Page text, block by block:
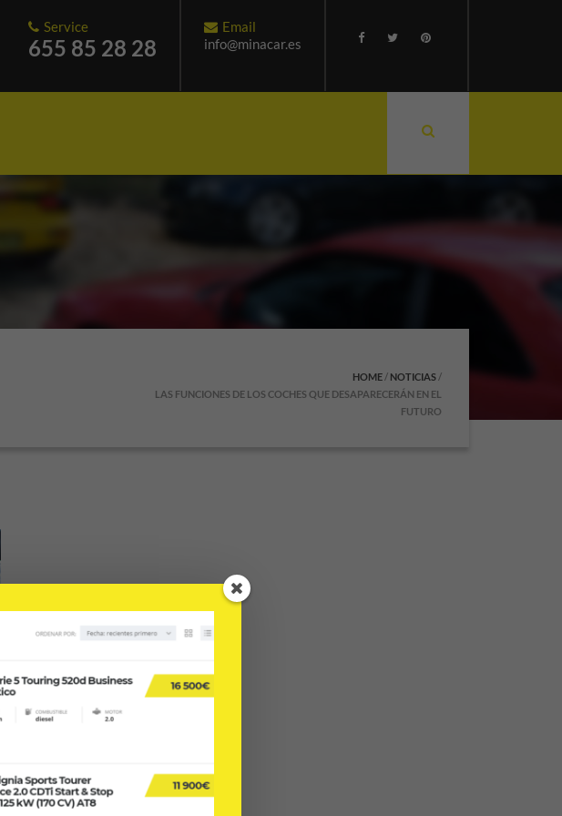
Email
info@minacar.es
Service
655 85 28 28
HOME / NOTICIAS /
LAS FUNCIONES DE LOS COCHES QUE DESAPARECERÁN EN EL
FUTURO